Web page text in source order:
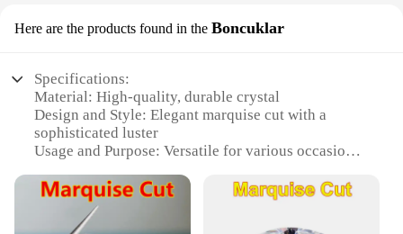
Here are the products found in the Boncuklar
Specifications:
Material: High-quality, durable crystal
Design and Style: Elegant marquise cut with a
sophisticated luster
Usage and Purpose: Versatile for various occasions,
Shape or Size or Weight or Quantity: Available in
sets of multiple marquise pieces
Performance and Property: Excellent light